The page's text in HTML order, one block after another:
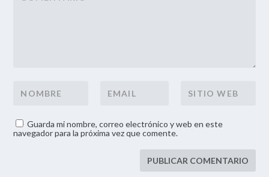
Guarda mi nombre, correo electrónico y web en este
navegador para la próxima vez que comente.